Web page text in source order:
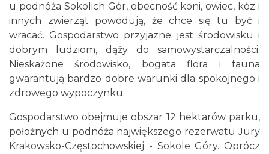
u podnóża Sokolich Gór, obecność koni, owiec, kóz i
innych zwierząt powodują, że chce się tu być i
wracać. Gospodarstwo przyjazne jest środowisku i
dobrym ludziom, dąży do samowystarczalności.
Nieskażone środowisko, bogata flora i fauna
gwarantują bardzo dobre warunki dla spokojnego i
zdrowego wypoczynku.
Gospodarstwo obejmuje obszar 12 hektarów parku,
położnych u podnóża największego rezerwatu Jury
Krakowsko-Częstochowskiej - Sokole Góry. Oprócz